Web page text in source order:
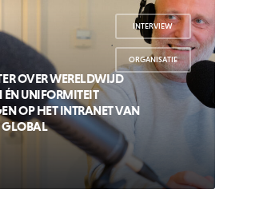
INTERVIEW
ORGANISATIE
OVER WERELDWIJD
ÉN UNIFORMITEIT
OP HET INTRANET VAN
GLOBAL